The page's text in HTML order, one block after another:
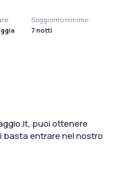
Soggiorno minimo
7 notti
puoi ottenere
basta entrare nel nostro